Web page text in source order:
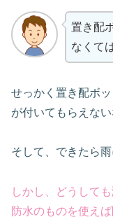
置き配
なくて
せっかく置き配ボ
が付いてもらえな
そして、できたら
しかし、どうして
防水のものを使えば